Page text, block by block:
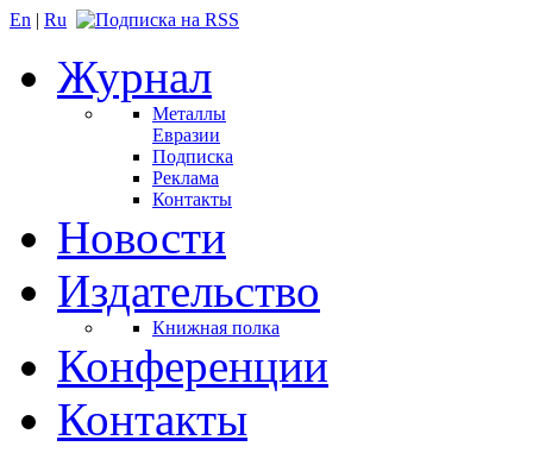
En | Ru
Журнал
Металлы
Евразии
Подписка
Реклама
Контакты
Новости
Издательство
Книжная полка
Конференции
Контакты